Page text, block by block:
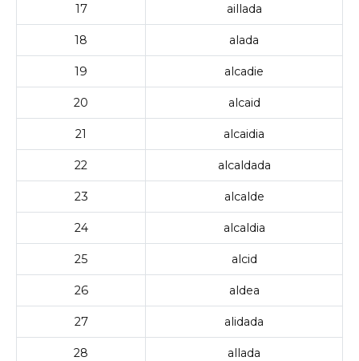
17 aillada
18 alada
19 alcadie
20 alcaid
21 alcaidia
22 alcaldada
23 alcalde
24 alcaldia
25 alcid
26 aldea
27 alidada
28 allada